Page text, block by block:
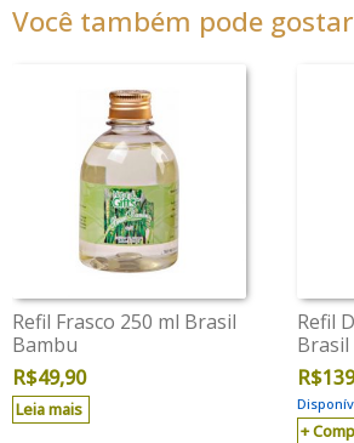
Você também pode
Refil Frasco 250 ml Brasil
Bambu
R$49,90
Leia mais
Refil
R$